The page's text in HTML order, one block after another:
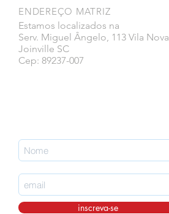
ENDEREÇO MATRIZ
Estamos localizados na
Serv. Miguel Ângelo, 113 Vila Nova
Joinville SC
Cep: 89237-007
inscreva-se